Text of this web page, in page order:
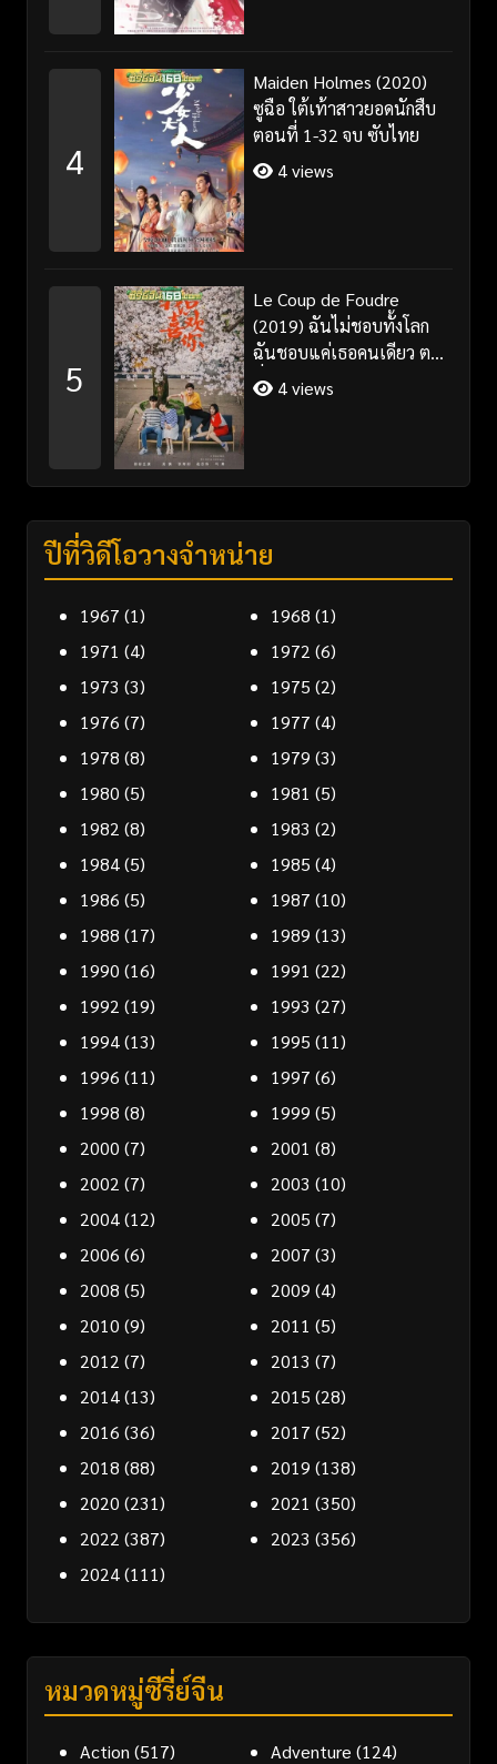
4
Maiden Holmes (2020)
ซูฉือ ใต้เท้าสาวยอดนักสืบ
ตอนที่ 1-32 จบ ซับไทย
4 views
5
Le Coup de Foudre
(2019) ฉันไม่ชอบทั้งโลก
ฉันชอบแค่เธอคนเดียว ตอน
ที่ 1-35 จบ ซับไทย
4 views
ปีที่วิดีโอวางจำหน่าย
1967 (1) 1968 (1)
1971 (4) 1972 (6)
1973 (3) 1975 (2)
1976 (7) 1977 (4)
1978 (8) 1979 (3)
1980 (5) 1981 (5)
1982 (8) 1983 (2)
1984(5) 1985 (4)
1986 (5) 1987 (10)
1988 (17) 1989 (13)
1990 (16) 1991 (22)
1992 (19) 1993 (27)
1994(13) 1995 (11)
1996 (11) 1997 (6)
1998 (8) 1999 (5)
2000 (7) 2001 (8)
2002 (7) 2003 (10)
2004(12) 2005 (7)
2006 (6) 2007 (3)
2008 (5) 2009 (4)
2010 (9) 2011 (5)
2012 (7) 2013 (7)
2014(13) 2015 (28)
2016 (36) 2017 (52)
2018 (88) 2019 (138)
2020 (231) 2021 (350)
2022 (387) 2023 (356)
2024(111)
หมวดหมู่ซีรี่ย์จีน
Action (517) Adventure (124)